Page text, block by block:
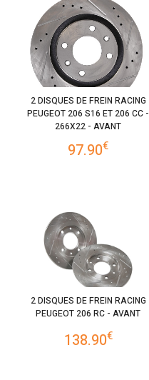
2 DISQUES DE FREIN RACING
PEUGEOT 206 S16 ET 206 CC -
266X22 - AVANT
97.90€
2 DISQUES DE FREIN RACING
PEUGEOT 206 RC - AVANT
138.90€